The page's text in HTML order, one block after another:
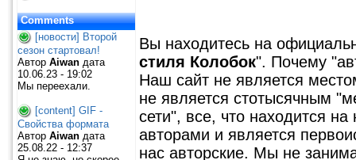
Comments
[новости] Второй
сезон стартовал!
Автор Aiwan дата
10.06.23 - 19:02
Мы переехали.
[content] GIF -
Свойства формата
Автор Aiwan дата
25.08.22 - 12:37
Вы находитесь на
стиля Колобок". Почему
Наш сайт не является
не является стотысячным
сети", все, что находится
авторами и является
нас авторские. Мы не